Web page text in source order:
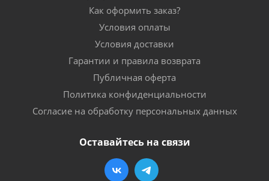
Как оформить заказ?
Условия оплаты
Условия доставки
Гарантии и правила возврата
Публичная оферта
Политика конфиденциальности
Согласие на обработку персональных данных
Оставайтесь на связи